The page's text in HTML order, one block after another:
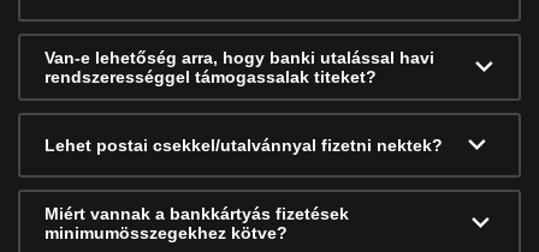
Van-e lehetőség arra, hogy banki utalással havi
rendszerességgel támogassalak titeket?
Lehet postai csekkel/utalvánnyal fizetni nektek?
Miért vannak a bankkártyás fizetések
minimumösszegekhez kötve?